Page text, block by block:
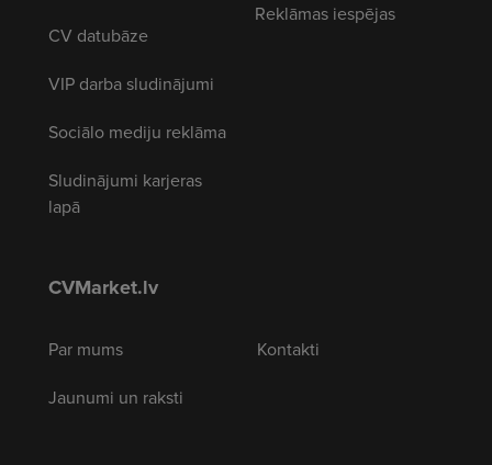
CV datubāze
VIP darba sludinājumi
Sociālo mediju reklāma
Sludinājumi karjeras
lapā
Reklāmas iespējas
CVMarket.lv
Par mums
Jaunumi un raksti
Kontakti